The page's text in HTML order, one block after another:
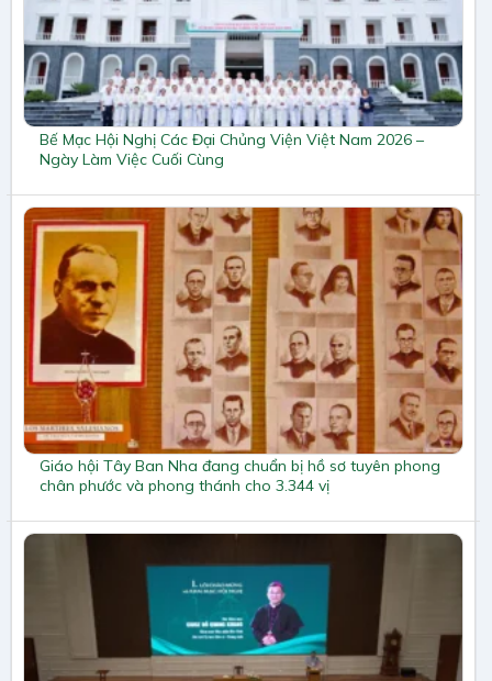
Bế Mạc Hội Nghị Các Đại Chủng Viện Việt Nam 2026 –
Ngày Làm Việc Cuối Cùng
Giáo hội Tây Ban Nha đang chuẩn bị hồ sơ tuyên phong
chân phước và phong thánh cho 3.344 vị